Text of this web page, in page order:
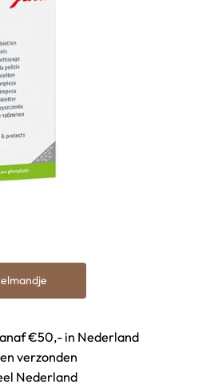
€50,- in Nederland
verzonden
Nederland